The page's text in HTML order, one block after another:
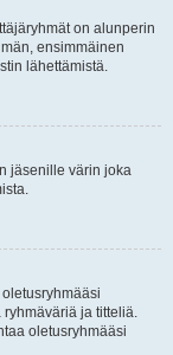
on alunperin
ensimmäinen
lähettämistä.
jäsenille värin joka
ja titteliä.
oletusryhmääsi